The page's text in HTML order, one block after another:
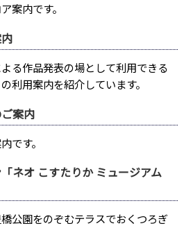
案内です。
る作品発表の場として利用できる
利用案内を紹介しています。
案内
です。
ネオ こすたりか ミュージアム
公園をのぞむテラスでおくつろぎ